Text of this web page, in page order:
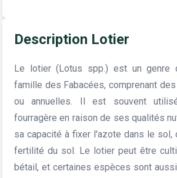
Description Lotier
Le lotier (Lotus spp.) est un genre
famille des Fabacées, comprenant
ou annuelles. Il est souvent
fourragère en raison de ses qualités
sa capacité à fixer l'azote dans le sol,
fertilité du sol. Le lotier peut être
bétail, et certaines espèces sont